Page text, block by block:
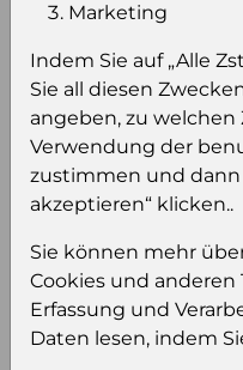
Einloggen
Sie müssen
sehen und/oder
Einloggen
Marketing
Indem Sie auf „Alle
Sie all diesen
angeben, zu welchen
Verwendung der
zustimmen und dann
akzeptieren“ klicken..
Sie können mehr
Cookies und anderen
Erfassung und
Daten lesen, indem